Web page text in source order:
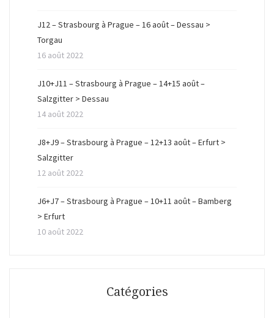
r
e r e
J12 – Strasbourg à Prague – 16 août – Dessau >
Torgau
16 août 2022
J10+J11 – Strasbourg à Prague – 14+15 août –
Salzgitter > Dessau
14 août 2022
J8+J9 – Strasbourg à Prague – 12+13 août – Erfurt >
Salzgitter
12 août 2022
J6+J7 – Strasbourg à Prague – 10+11 août – Bamberg
> Erfurt
10 août 2022
Catégories